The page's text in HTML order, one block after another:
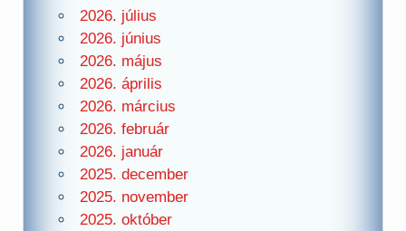
2026. július
2026. június
2026. május
2026. április
2026. március
2026. február
2026. január
2025. december
2025. november
2025. október